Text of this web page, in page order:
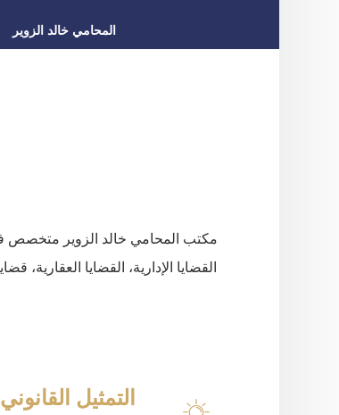
المحامي خالد الزوير
مكتب المحامي خالد الزوير متخصص
القضايا الإدارية، القضايا العقارية،
التمثيل